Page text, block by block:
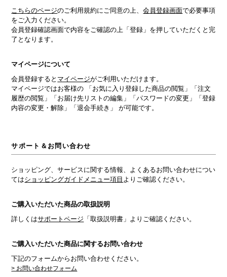
こちらのページのご利用規約にご同意の上、会員登録画面で必要事項
をご入力ください。
会員登録確認画面で内容をご確認の上「登録」を押していただくと完
了となります。
マイページについて
会員登録すると マイページがご利用いただけます。
マイページではお客様の 「お気に入り登録した商品の閲覧」「注文
履歴の閲覧」「お届け先リストの編集」「パスワードの変更」「登録
内容の変更・解除」「退会手続き」 が可能です。
サポート＆お問い合わせ
ショッピング、サービスに関する情報、よくあるお問い合わせについ
てはショッピングガイドメニュー項目 よりご確認ください。
ご購入いただいた商品の取扱説明
詳しくはサポートページ 「取扱説明書」よりご確認ください。
ご購入いただいた商品に関するお問い合わせ
下記のフォームからお問い合わせください。
> お問い合わせフォーム